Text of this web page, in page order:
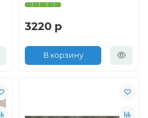
3220 р
В корзину